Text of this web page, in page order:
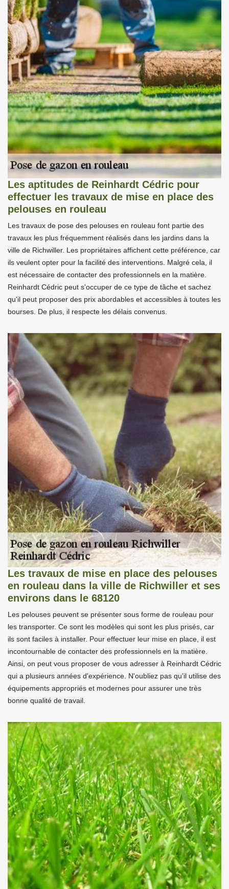
Les aptitudes de Reinhardt Cédric pour
effectuer les travaux de mise en place des
pelouses en rouleau
Les travaux de pose des pelouses en rouleau font partie des
travaux les plus fréquemment réalisés dans les jardins dans la
ville de Richwiller. Les propriétaires affichent cette préférence, car
ils veulent opter pour la facilité des interventions. Malgré cela, il
est nécessaire de contacter des professionnels en la matière.
Reinhardt Cédric peut s'occuper de ce type de tâche et sachez
qu'il peut proposer des prix abordables et accessibles à toutes les
bourses. De plus, il respecte les délais convenus.
Les travaux de mise en place des pelouses
en rouleau dans la ville de Richwiller et ses
environs dans le 68120
Les pelouses peuvent se présenter sous forme de rouleau pour
les transporter. Ce sont les modèles qui sont les plus prisés, car
ils sont faciles à installer. Pour effectuer leur mise en place, il est
incontournable de contacter des professionnels en la matière.
Ainsi, on peut vous proposer de vous adresser à Reinhardt Cédric
qui a plusieurs années d'expérience. N'oubliez pas qu'il utilise des
équipements appropriés et modernes pour assurer une très
bonne qualité de travail.